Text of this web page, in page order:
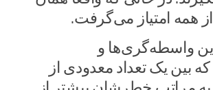
همه امتیاز می‌گرفت.
واسطه‌گری‌ها و
بین یک تعداد معدودی از